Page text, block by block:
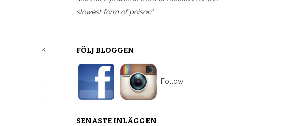
slowest form of poison"
FÖLJ BLOGGEN
Follow
SENASTE INLÄGGEN